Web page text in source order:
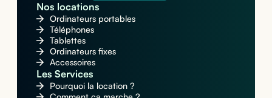
Nos locations
Ordinateurs portables
Téléphones
Tablettes
Ordinateurs fixes
Accessoires
Les Services
Pourquoi la location ?